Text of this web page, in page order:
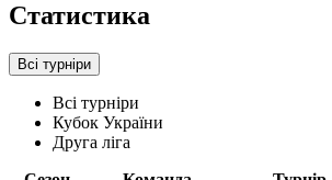
Статистика
Всі турніри
Всі турніри
Кубок України
Друга ліга